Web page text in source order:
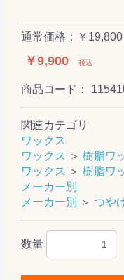
通常価格：￥19,800
￥9,900 税込
商品コード：
関連カテゴリ
ワックス
ワックス ＞ 樹脂ワ
ワックス ＞ 樹脂ワ
メーカー別
メーカー別
＞ つや
数量